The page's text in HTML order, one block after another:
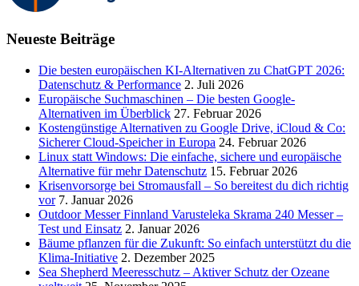
Neueste Beiträge
Die besten europäischen KI-Alternativen zu ChatGPT 2026:
Datenschutz & Performance 2. Juli 2026
Europäische Suchmaschinen – Die besten Google-
Alternativen im Überblick 27. Februar 2026
Kostengünstige Alternativen zu Google Drive, iCloud & Co:
Sicherer Cloud-Speicher in Europa 24. Februar 2026
Linux statt Windows: Die einfache, sichere und europäische
Alternative für mehr Datenschutz 15. Februar 2026
Krisenvorsorge bei Stromausfall – So bereitest du dich richtig
vor 7. Januar 2026
Outdoor Messer Finnland Varusteleka Skrama 240 Messer –
Test und Einsatz 2. Januar 2026
Bäume pflanzen für die Zukunft: So einfach unterstützt du die
Klima-Initiative 2. Dezember 2025
Sea Shepherd Meeresschutz – Aktiver Schutz der Ozeane